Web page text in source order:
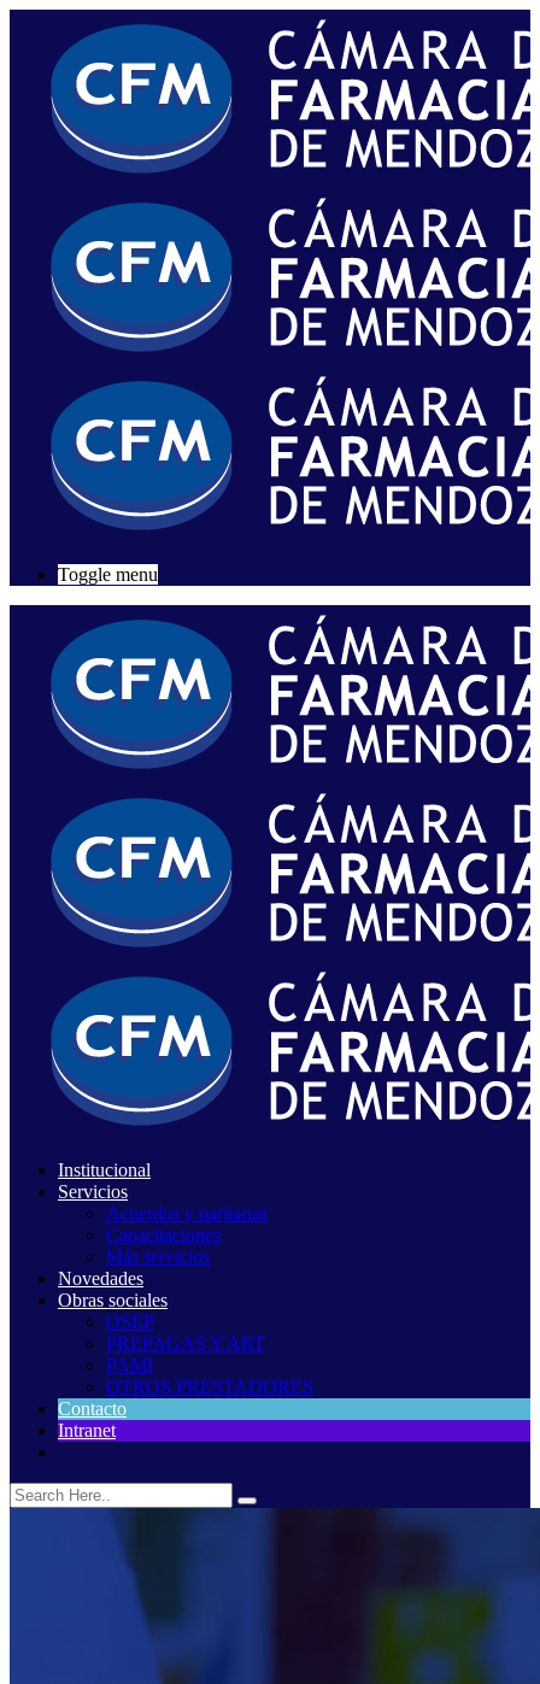
Toggle menu
Institucional
Servicios
Acuerdos y paritarias
Capacitaciones
Más servicios
Novedades
Obras sociales
OSEP
PREPAGAS Y ART
PAMI
OTROS PRESTADORES
Contacto
Intranet